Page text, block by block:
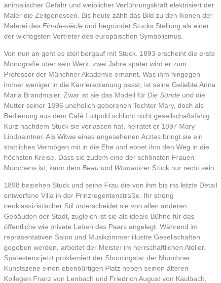
animalischer Gefahr und weiblicher Verführungskraft elektrisiert der
Maler die Zeitgenossen. Bis heute zählt das Bild zu den Ikonen der
Malerei des Fin-de-siècle und begründet Stucks Stellung als einer
der wichtigsten Vertreter des europäischen Symbolismus.
Von nun an geht es steil bergauf mit Stuck. 1893 erscheint die erste
Monografie über sein Werk, zwei Jahre später wird er zum
Professor der Münchner Akademie ernannt. Was ihm hingegen
immer weniger in die Karriereplanung passt, ist seine Geliebte Anna
Maria Brandmaier. Zwar ist sie das Modell für Die Sünde und die
Mutter seiner 1896 unehelich geborenen Tochter Mary, doch als
Bedienung aus dem Café Luitpold schlicht nicht gesellschaftsfähig.
Kurz nachdem Stuck sie verlassen hat, heiratet er 1897 Mary
Lindpaintner. Als Witwe eines angesehenen Arztes bringt sie ein
stattliches Vermögen mit in die Ehe und ebnet ihm den Weg in die
höchsten Kreise. Dass sie zudem eine der schönsten Frauen
Münchens ist, kann dem Beau und Womanizer Stuck nur recht sein.
1898 beziehen Stuck und seine Frau die von ihm bis ins letzte Detail
entworfene Villa in der Prinzregentenstraße. Ihr streng
neoklassizistischer Stil unterscheidet sie von allen anderen
Gebäuden der Stadt, zugleich ist sie als ideale Bühne für das
öffentliche wie private Leben des Paars angelegt. Während im
repräsentativen Salon und Musikzimmer illustre Gesellschaften
gegeben werden, arbeitet der Meister im herrschaftlichen Atelier.
Spätestens jetzt proklamiert der Shootingstar der Münchner
Kunstszene einen ebenbürtigen Platz neben seinen älteren
Kollegen Franz von Lenbach und Friedrich August von Kaulbach,